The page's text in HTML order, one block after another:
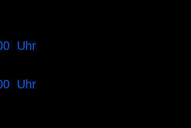
Uhr
Uhr